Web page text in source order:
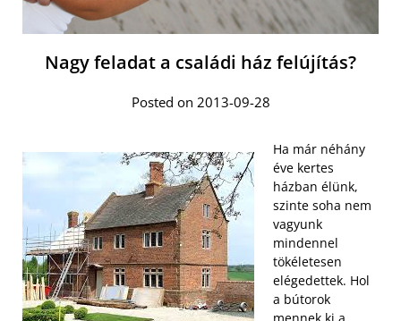
Nagy feladat a családi ház felújítás?
Posted on 2013-09-28
Ha már néhány
éve kertes
házban élünk,
szinte soha nem
vagyunk
mindennel
tökéletesen
elégedettek. Hol
a bútorok